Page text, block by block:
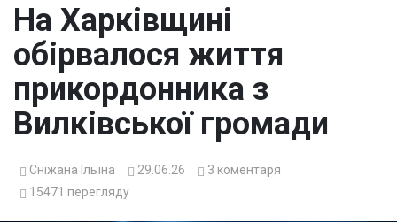
На Харківщині
обірвалося життя
прикордонника з
Вилківської громади
Сніжана Ільїна 29.06.26 3 коментаря
15471 перегляду